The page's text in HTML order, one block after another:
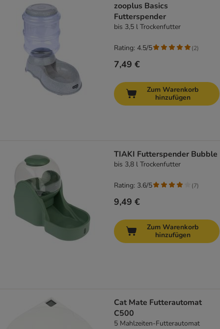
zooplus Basics
Futterspender
bis 3,5 l Trockenfutter
7,49 €
Rating: 4.5/5 (2)
Zum Warenkorb
hinzufügen
TIAKI Futterspender Bubble
bis 3,8 l Trockenfutter
9,49 €
Rating: 3.6/5 (7)
Zum Warenkorb
hinzufügen
Cat Mate Futterautomat
C500
5 Mahlzeiten-Futterautomat